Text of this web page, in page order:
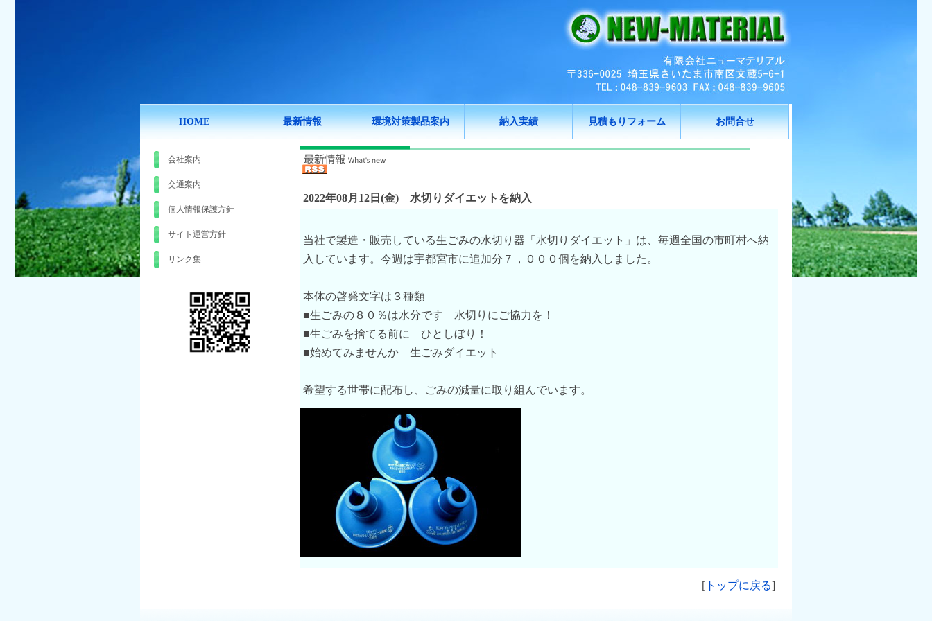
HOME 最新情報 環境対策製品案内 納入実績 見積もりフォーム お問合せ
会社案内
交通案内
個人情報保護方針
サイト運営方針
リンク集
2022年08月12日(金) 水切りダイエットを納入
当社で製造・販売している生ごみの水切り器「水切りダイエット」は、毎週全国の市町村へ納
入しています。今週は宇都宮市に追加分７，０００個を納入しました。
本体の啓発文字は３種類
■生ごみの８０％は水分です 水切りにご協力を！
■生ごみを捨てる前に ひとしぼり！
■始めてみませんか 生ごみダイエット
希望する世帯に配布し、ごみの減量に取り組んでいます。
[ トップに戻る]